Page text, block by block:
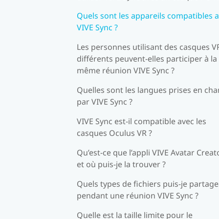
Quels sont les appareils compatibles
VIVE Sync ?
Les personnes utilisant des casques
différents peuvent-elles participer à la
même réunion VIVE Sync ?
Quelles sont les langues prises en
par VIVE Sync ?
VIVE Sync est-il compatible avec les
casques Oculus VR ?
Qu’est-ce que l’appli VIVE Avatar
et où puis-je la trouver ?
Quels types de fichiers puis-je
pendant une réunion VIVE Sync ?
Quelle est la taille limite pour le